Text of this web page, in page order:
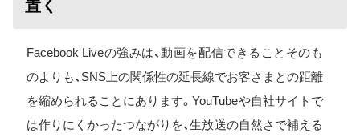
置く
Facebook Liveの強みは、動画を配信できることそのも
のよりも、SNS上の関係性の延長線でお客さまとの距離
を縮められることにあります。YouTubeや自社サイトで
は作りにくかったつながりを、生放送の自然さで補える